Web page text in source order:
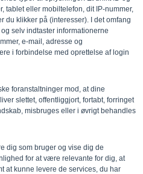
tablet eller mobiltelefon, dit IP-nummer,
du klikker på (interesser). I det omfang
selv indtaster informationerne
e-mail, adresse og
i forbindelse med oprettelse af login
foranstaltninger mod, at dine
slettet, offentliggjort, fortabt, forringet
misbruges eller i øvrigt behandles
dig som bruger og vise dig de
for at være relevante for dig, at
at kunne levere de services, du har